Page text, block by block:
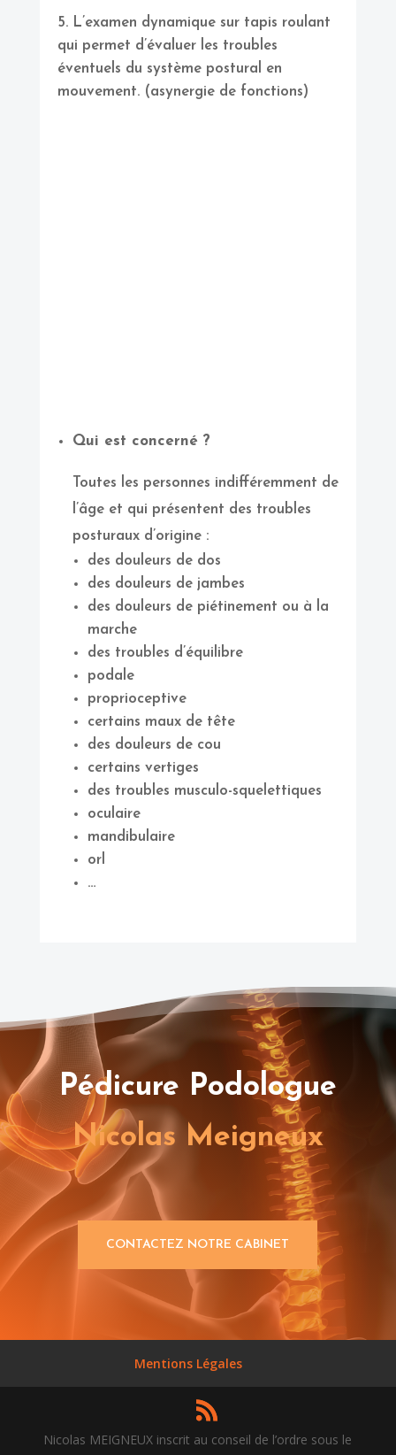
L’examen dynamique sur tapis roulant
qui permet d’évaluer les troubles
éventuels du système postural en
mouvement. (asynergie de fonctions)
Qui est concerné ?
Toutes les personnes indifféremment de
l’âge et qui présentent des troubles
posturaux d’origine :
des douleurs de dos
des douleurs de jambes
des douleurs de piétinement ou à la
marche
des troubles d’équilibre
podale
proprioceptive
certains maux de tête
des douleurs de cou
certains vertiges
des troubles musculo-squelettiques
oculaire
mandibulaire
orl
…
Pédicure Podologue
Nicolas Meigneux
CONTACTEZ NOTRE CABINET
Mentions Légales
Nicolas MEIGNEUX inscrit au conseil de l’ordre sous le